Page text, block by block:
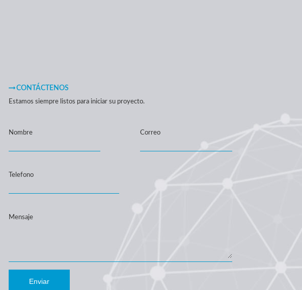
CONTÁCTENOS
Estamos siempre listos para iniciar su proyecto.
Nombre Correo
Telefono
Mensaje
Enviar